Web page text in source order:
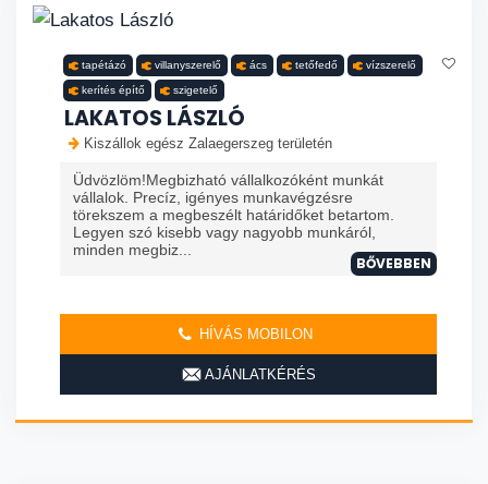
tapétázó villanyszerelő ács tetőfedő vízszerelő
kerítés építő szigetelő
LAKATOS LÁSZLÓ
Kiszállok egész Zalaegerszeg területén
Üdvözlöm!Megbizható vállalkozóként munkát
vállalok. Precíz, igényes munkavégzésre
törekszem a megbeszélt határidőket betartom.
Legyen szó kisebb vagy nagyobb munkáról,
minden megbiz...
BŐVEBBEN
HÍVÁS MOBILON
AJÁNLATKÉRÉS